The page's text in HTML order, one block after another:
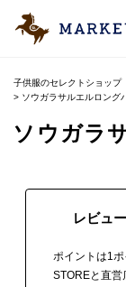
子供服のセレクトショップ
ソウガラサルエルロング
ソウガラ
レビュ
ポイントは1
STOREと直営